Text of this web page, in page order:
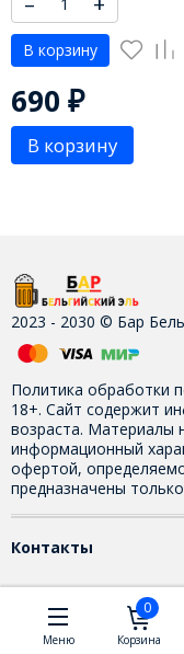
В корзину
690 ₽
В корзину
2023 - 2030 © Бар
Политика обработки
18+. Сайт содержит
возраста. Материалы
информационный
офертой,
предназначены
Контакты
Меню
0
Корзина